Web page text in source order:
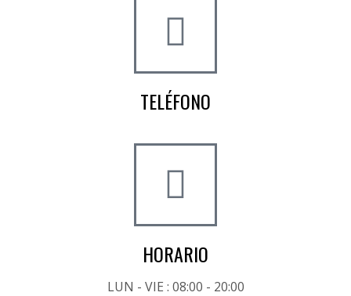
TELÉFONO
HORARIO
LUN - VIE : 08:00 - 20:00